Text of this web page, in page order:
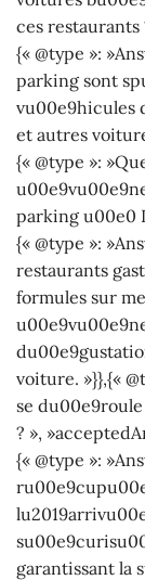
ces restaurants
{« @type »:
parking sont
vu00e9hicules
et autres
{« @type »:
parking u00e0
{« @type »:
restaurants
formules sur
voiture. »}},{«
se
? »,
{« @type »:
garantissant la